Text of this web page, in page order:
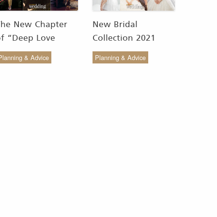
New Chapter
“Deep Love
Studio” :
สรรค์ผ้าทอของไทยให้
& Advice
New Bridal
Collection 2021
from COCO CHIC
สวย เรียบง่าย สไตล์มินิ
Planning & Advice